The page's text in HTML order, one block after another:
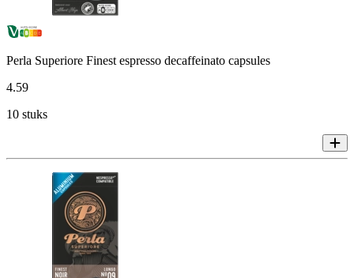
Perla Superiore Finest espresso decaffeinato capsules
4.59
10 stuks